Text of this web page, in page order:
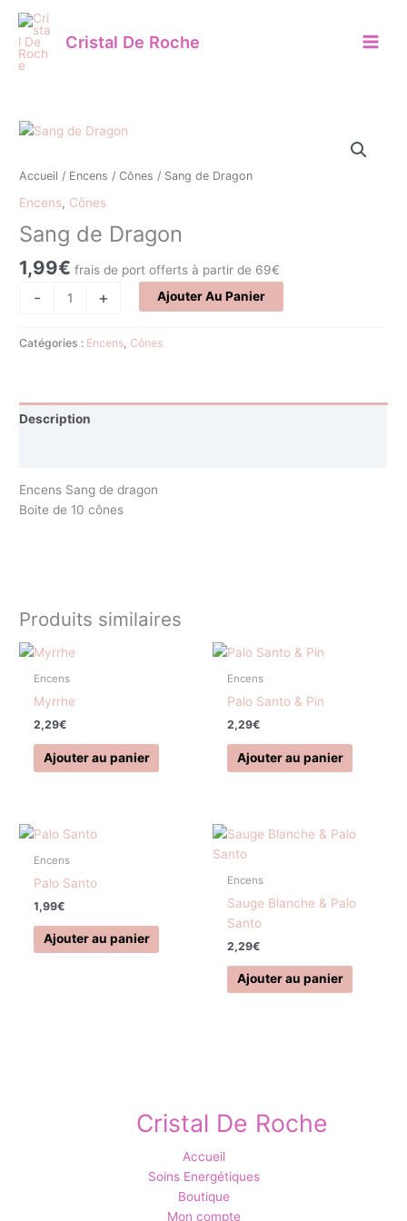
contenu
Cristal De Roche
Accueil / Encens /Cônes / Sang de Dragon
Encens, Cônes
Sang de Dragon
1,99€ frais de port offerts à partir de 69€
-
quantité
Sang
Dragon
+ Ajouter Au Panier
Catégories : Encens Cônes
Description
Encens Sang de dragon
Boite de 10 cônes
Produits similaires
Encens
Myrrhe
2,29€
Ajouter au panier
Encens
Palo Santo & Pin
2,29€
Ajouter au panier
Encens
Palo Santo
1,99€
Ajouter au panier
Encens
Sauge Blanche & Palo
Santo
2,29€
Ajouter au panier
Cristal De Roche
Accueil
Soins Energétiques
Boutique
Mon compte